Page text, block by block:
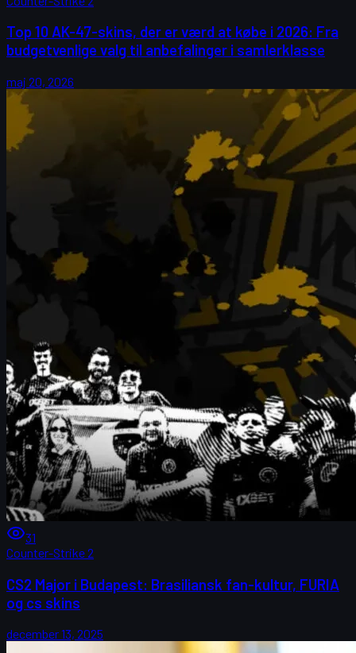
Top 10 AK-47-skins, der er værd at købe i 2026: Fra
budgetvenlige valg til anbefalinger i samlerklasse
maj 20, 2026
31
Counter-Strike 2
CS2 Major i Budapest: Brasiliansk fan-kultur, FURIA
og cs skins
december 13, 2025